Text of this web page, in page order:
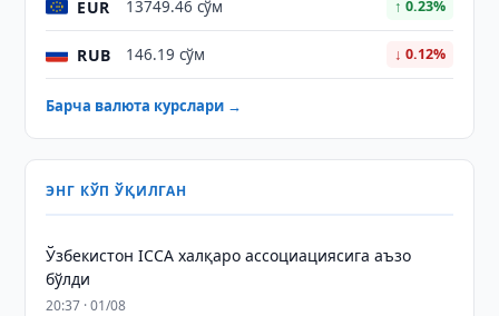
EUR 13749.46 сўм ↑ 0.23%
RUB 146.19 сўм ↓ 0.12%
Барча валюта курслари →
ЭНГ КЎП ЎҚИЛГАН
Ўзбекистон ICCA халқаро ассоциациясига аъзо
бўлди
20:37 · 01/08